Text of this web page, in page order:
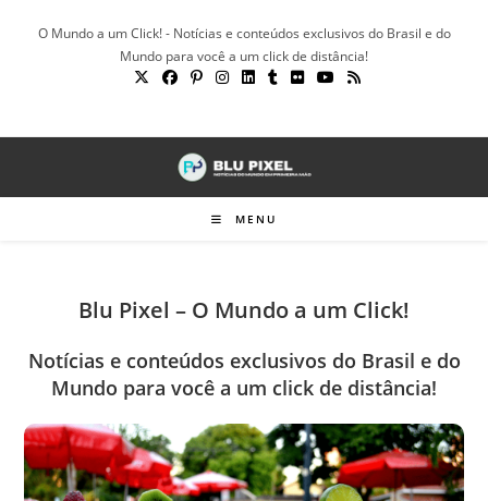
O Mundo a um Click! - Notícias e conteúdos exclusivos do Brasil e do
Mundo para você a um click de distância!
MENU
Blu Pixel – O Mundo a um Click!
Notícias e conteúdos exclusivos do Brasil e do
Mundo para você a um click de distância!